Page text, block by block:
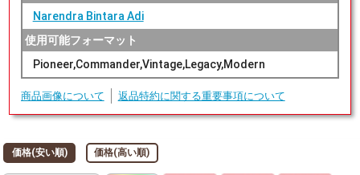
Narendra Bintara Adi
使用可能フォーマット
Pioneer,Commander,Vintage,Legacy,Modern
商品画像について 返品特約に関する重要事項について
価格(安い順) 価格(高い順)